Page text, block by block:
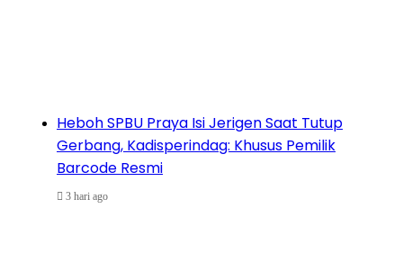
Heboh SPBU Praya Isi Jerigen Saat Tutup
Gerbang, Kadisperindag: Khusus Pemilik
Barcode Resmi
3 hari ago